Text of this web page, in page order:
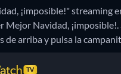
¡imposible!"
Navidad, ¡imposible!.
arriba y pulsa la